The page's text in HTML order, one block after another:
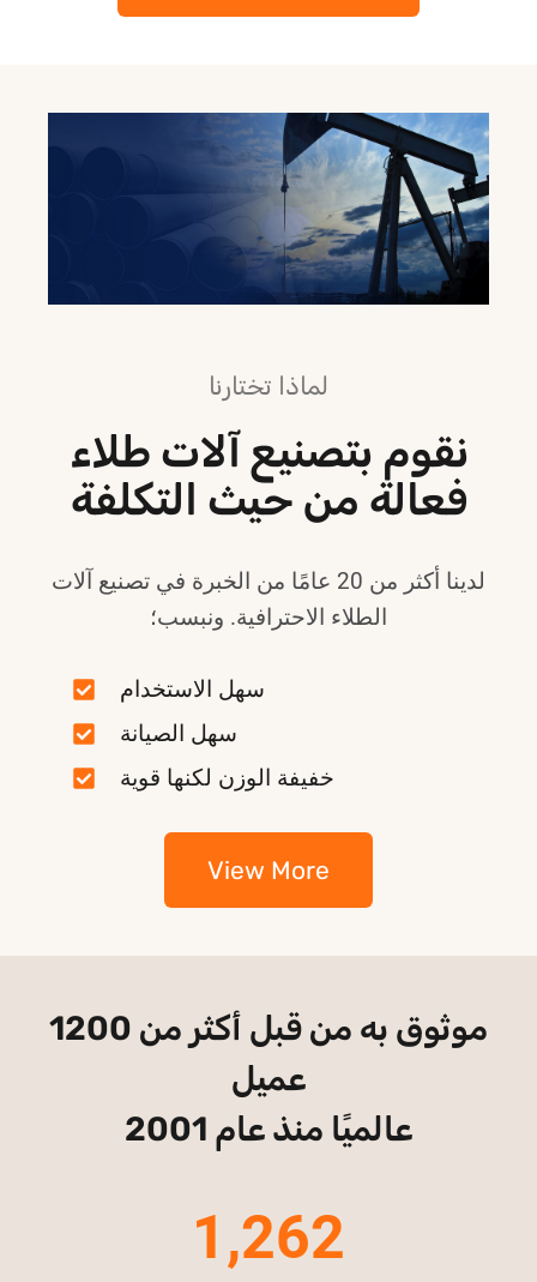
لماذا تختارنا
نقوم بتصنيع آلات طلاء
فعالة من حيث التكلفة
لدينا أكثر من 20 عامًا من الخبرة في تصنيع آلات
الطلاء الاحترافية. ونبسب؛
سهل الاستخدام
سهل الصيانة
خفيفة الوزن لكنها قوية
View More
موثوق به من قبل أكثر من 1200
عميل
عالميًا منذ عام 2001
1,262